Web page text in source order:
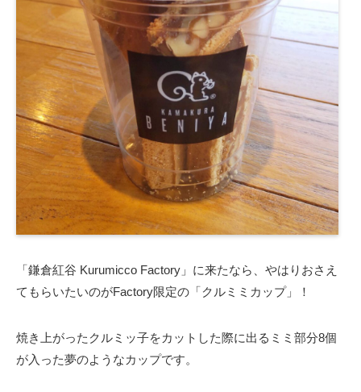
「鎌倉紅谷 Kurumicco Factory」に来たなら、やはりおさえ
てもらいたいのがFactory限定の「クルミミカップ」！
焼き上がったクルミッ子をカットした際に出るミミ部分8個
が入った夢のようなカップです。